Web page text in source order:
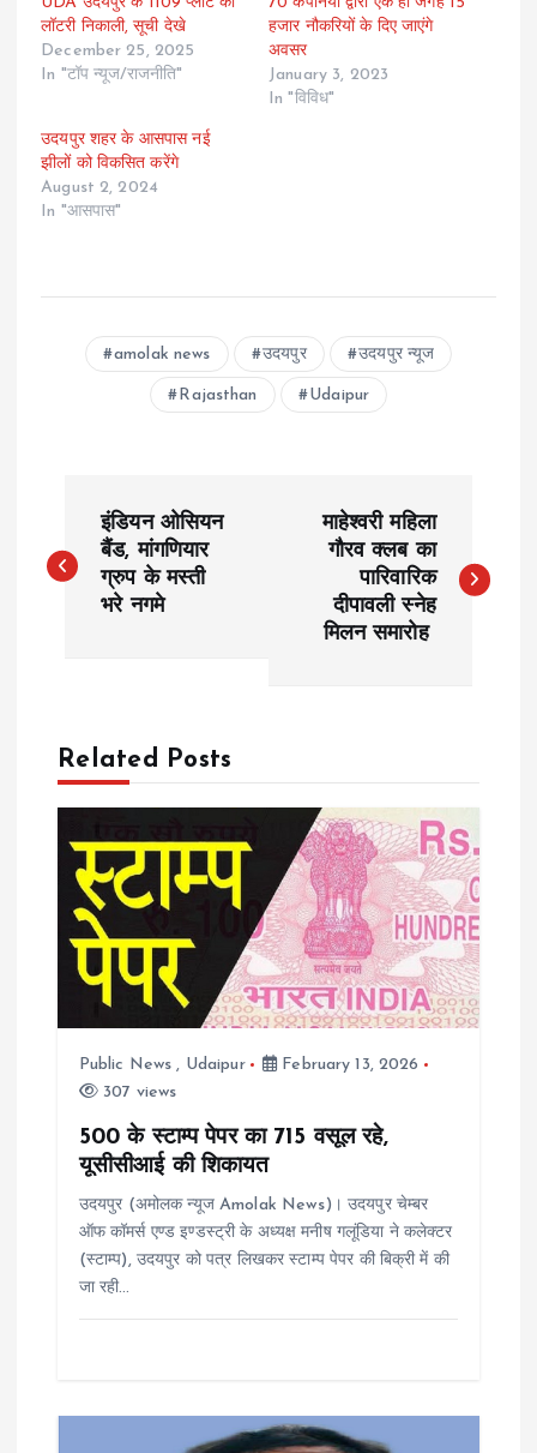
लॉटरी निकाली, सूची देखे
December 25, 2025
In "टॉप न्यूज/राजनीति"
हजार नौकरियों के दिए जाएंगे
अवसर
January 3, 2023
In "विविध"
उदयपुर शहर के आसपास नई
झीलों को विकसित करेंगे
August 2, 2024
In "आसपास"
amolak news उदयपुर उदयपुर न्यूज
Rajasthan Udaipur
o
n
a
a
इंडियन ओसियन
बैंड, मांगणियार
ग्रुप के मस्ती
भरे नगमे
माहेश्वरी महिला
गौरव क्लब का
पारिवारिक
दीपावली स्नेह
मिलन समारोह
Related Posts
Public News , Udaipur
February 13, 2026
307 views
500 के स्टाम्प पेपर का 715 वसूल रहे,
यूसीसीआई की शिकायत
उदयपुर (अमोलक न्यूज Amolak News)। उदयपुर चेम्बर
ऑफ कॉमर्स एण्ड इण्डस्ट्री के अध्यक्ष मनीष गलूंडिया ने कलेक्टर
(स्टाम्प), उदयपुर को पत्र लिखकर स्टाम्प पेपर की बिक्री में की
जा रही…